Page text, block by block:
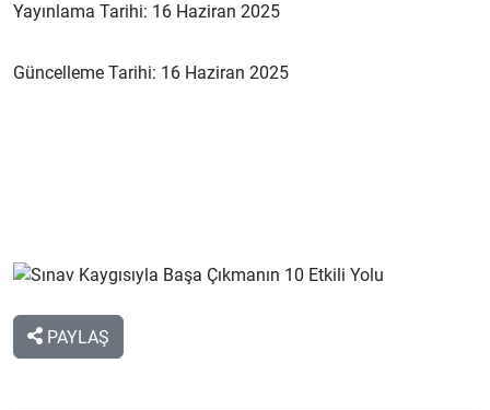
Yayınlama Tarihi: 16 Haziran 2025
Güncelleme Tarihi: 16 Haziran 2025
PAYLAŞ